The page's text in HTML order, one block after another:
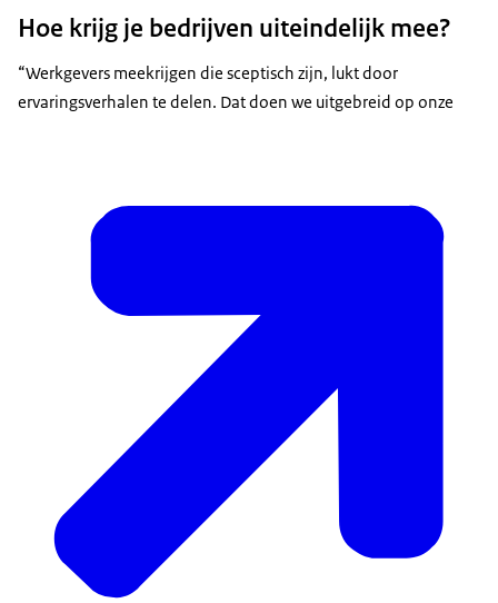
Hoe krijg je bedrijven uiteindelijk mee?
“Werkgevers meekrijgen die sceptisch zijn, lukt door
ervaringsverhalen te delen. Dat doen we uitgebreid op onze